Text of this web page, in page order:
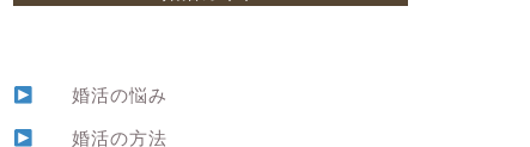
婚活の悩み
婚活の方法